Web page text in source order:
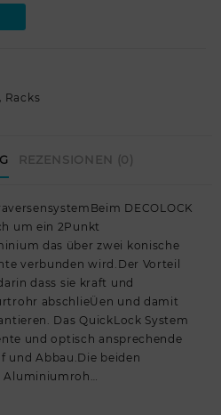
, Racks
REZENSIONEN (0)
DECOLOCK
um ein 2Punkt
das über zwei konische
verbunden wird.Der Vorteil
dass sie kraft und
abschlieÜen und damit
Das QuickLock System
und optisch ansprechende
und Abbau.Die beiden
Aluminiumroh…